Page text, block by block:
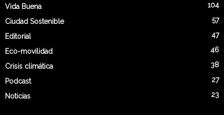
Vida Buena 104
Ciudad Sostenible 57
Editorial 47
Eco-movilidad 46
Crisis climática 38
Podcast 27
Noticias 23